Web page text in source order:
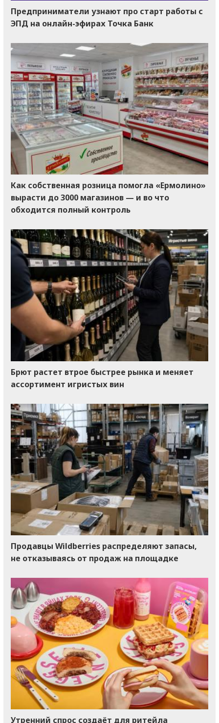
Предприниматели узнают про старт работы с
ЭПД на онлайн-эфирах Точка Банк
Как собственная розница помогла «Ермолино»
вырасти до 3000 магазинов — и во что
обходится полный контроль
Брют растет втрое быстрее рынка и меняет
ассортимент игристых вин
Продавцы Wildberries распределяют запасы,
не отказываясь от продаж на площадке
Утренний спрос создаёт для ритейла